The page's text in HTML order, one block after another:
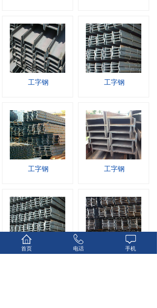
工字钢 工字钢
工字钢 工字钢
工字钢 工字钢
首页 电话 手机